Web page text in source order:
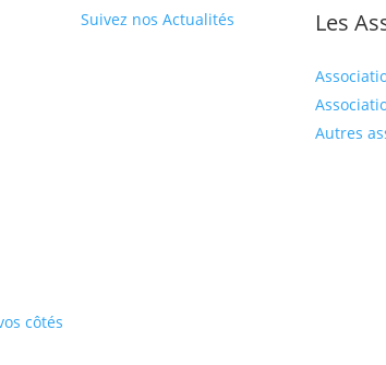
Suivez nos Actualités Les
Autres
côtés